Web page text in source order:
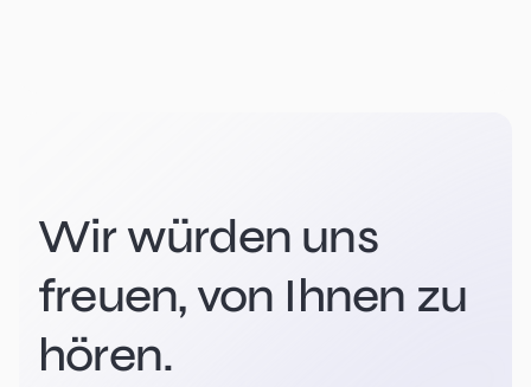
Wir würden uns
freuen, von Ihnen zu
hören.